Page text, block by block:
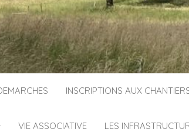
INSCRIPTIONS AUX
VIE ASSOCIATIVE LES